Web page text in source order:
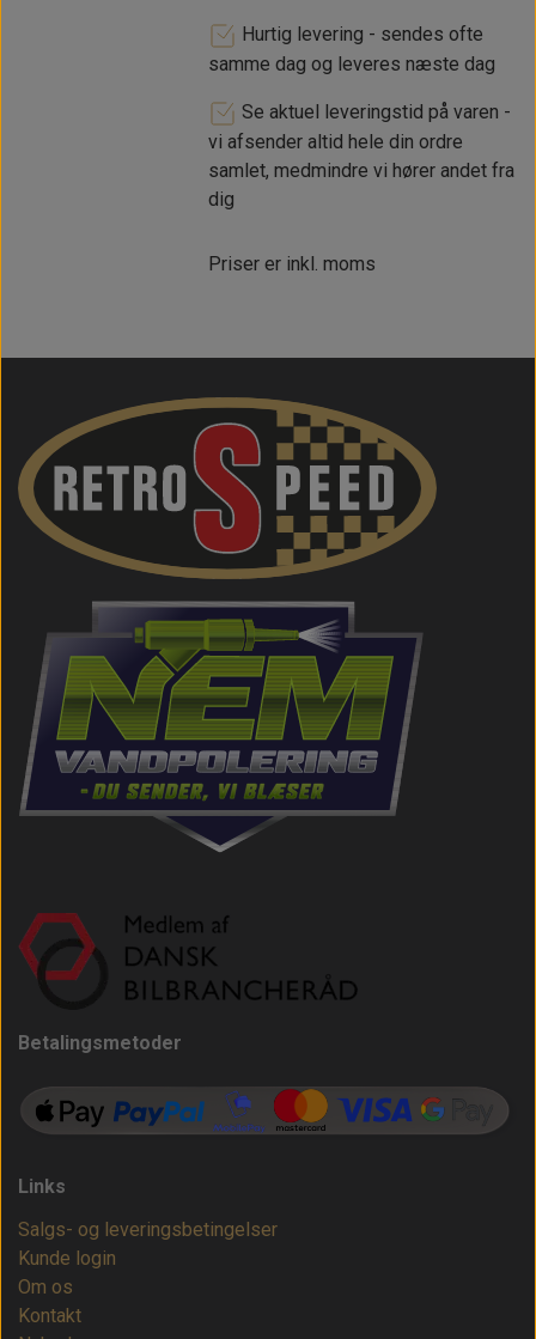
Hurtig levering - sendes ofte
samme dag og leveres næste dag
Se aktuel leveringstid på varen -
vi afsender altid hele din ordre
samlet, medmindre vi hører andet fra
dig
Priser er inkl. moms
Betalingsmetoder
Links
Salgs- og leveringsbetingelser
Kunde login
Om os
Kontakt